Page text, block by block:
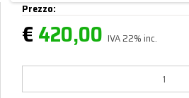
Prezzo:
€420,00 IVA 22% inc.